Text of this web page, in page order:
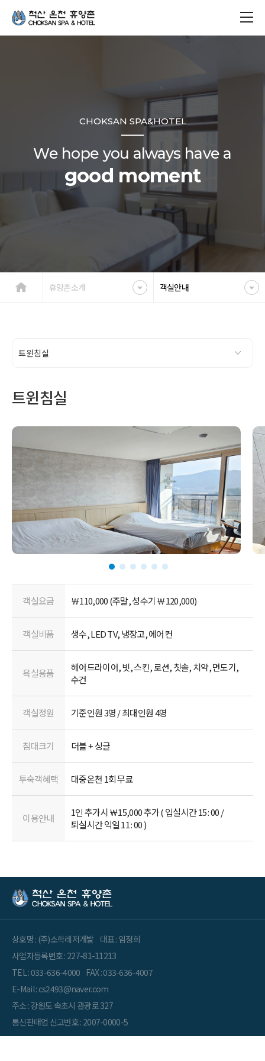
CHOKSAN SPA&HOTEL
We hope you always have a
good moment
휴양촌소개 객실안내
트윈침실
객실요금 ￦110,000 (주말, 성수기 ￦120,000)
객실비품 생수, LED TV, 냉장고, 에어컨
욕실용품
헤어드라이어, 빗, 스킨, 로션, 칫솔, 치약, 면도기,
수건
객실정원 기준인원 3명 / 최대인원 4명
침대크기 더블 + 싱글
투숙객혜택 대중온천 1회 무료
이용안내
1인 추가시 ￦15,000 추가 ( 입실시간 15 : 00 /
퇴실시간 익일 11 : 00 )
상호명 : (주)소학레저개발 대표 : 임정희
사업자등록번호 : 227-81-11213
TEL : 033-636-4000 FAX : 033-636-4007
E-Mail : cs2493@naver.com
주소 : 강원도 속초시 관광로 327
통신판매업 신고번호 : 2007-0000-5